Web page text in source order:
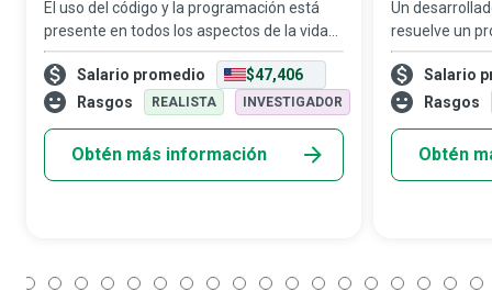
El uso del código y la programación está
presente en todos los aspectos de la vida
cotidiana, desde los productos alimenticios
hasta los electrodomésticos, y desde el
transporte hasta la atención sani
Salario promedio
$47,406
Rasgos
REALISTA INVESTIGADOR
Obtén más información
Un
resuelve un
tienes, de
Más allá de
broma, los
Salario
Rasgos
Obtén